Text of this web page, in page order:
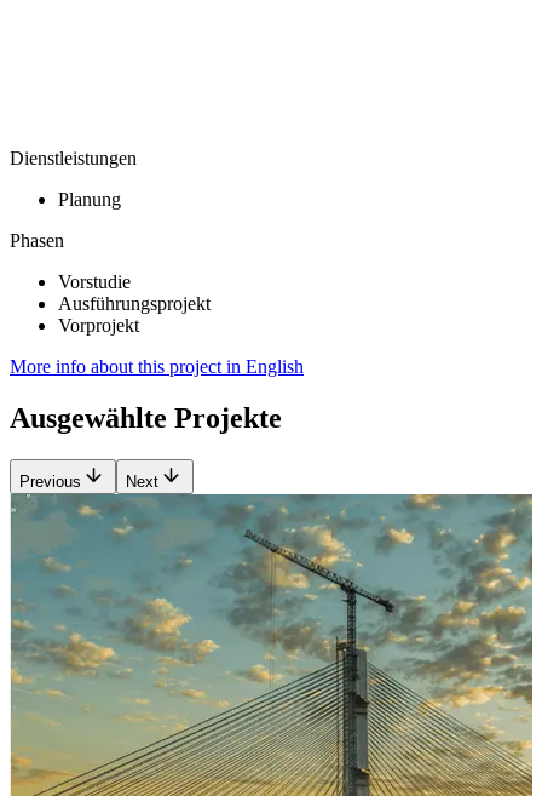
Dienstleistungen
Planung
Phasen
Vorstudie
Ausführungsprojekt
Vorprojekt
More info about this project in English
Ausgewählte Projekte
Previous Next